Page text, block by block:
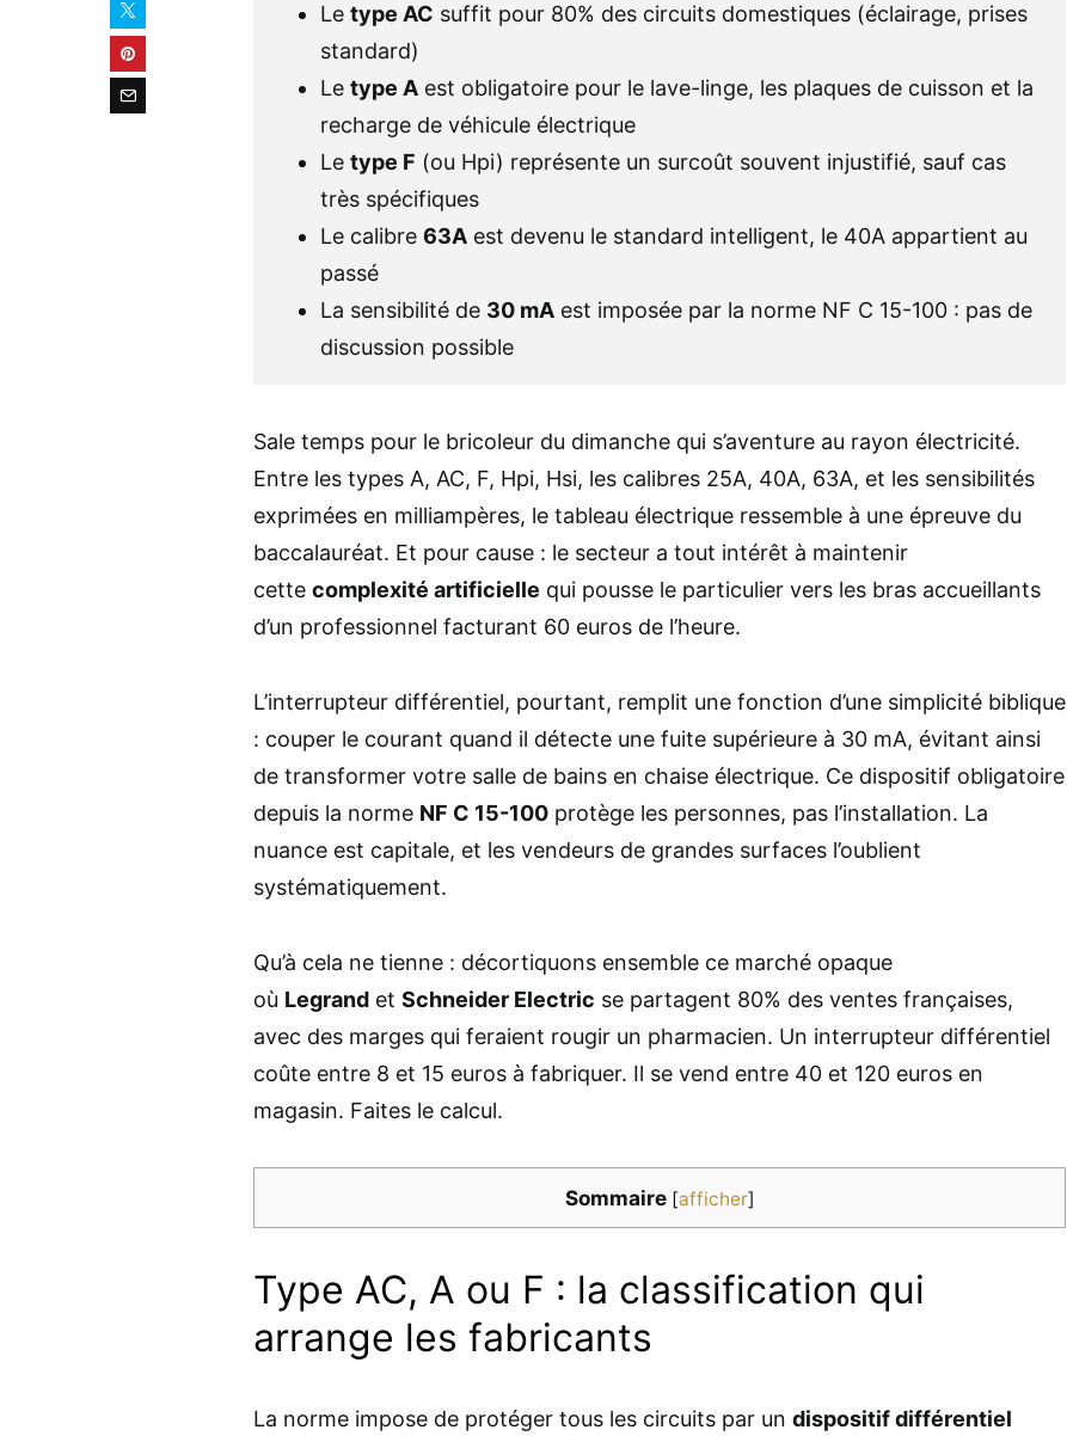
Le type AC suffit pour 80% des circuits domestiques (éclairage, prises
standard)
Le type A est obligatoire pour le lave-linge, les plaques de cuisson et la
recharge de véhicule électrique
Le type F (ou Hpi) représente un surcoût souvent injustifié, sauf cas
très spécifiques
Le calibre 63A est devenu le standard intelligent, le 40A appartient au
passé
La sensibilité de 30 mA est imposée par la norme NF C 15-100 : pas de
discussion possible
Sale temps pour le bricoleur du dimanche qui s’aventure au rayon électricité.
Entre les types A, AC, F, Hpi, Hsi, les calibres 25A, 40A, 63A, et les sensibilités
exprimées en milliampères, le tableau électrique ressemble à une épreuve du
baccalauréat. Et pour cause : le secteur a tout intérêt à maintenir
cette complexité artificielle qui pousse le particulier vers les bras accueillants
d’un professionnel facturant 60 euros de l’heure.
L’interrupteur différentiel, pourtant, remplit une fonction d’une simplicité biblique
: couper le courant quand il détecte une fuite supérieure à 30 mA, évitant ainsi
de transformer votre salle de bains en chaise électrique. Ce dispositif obligatoire
depuis la norme NF C 15-100 protège les personnes, pas l’installation. La
nuance est capitale, et les vendeurs de grandes surfaces l’oublient
systématiquement.
Qu’à cela ne tienne : décortiquons ensemble ce marché opaque
où Legrand et Schneider Electric se partagent 80% des ventes françaises,
avec des marges qui feraient rougir un pharmacien. Un interrupteur différentiel
coûte entre 8 et 15 euros à fabriquer. Il se vend entre 40 et 120 euros en
magasin. Faites le calcul.
Sommaire [afficher]
Type AC, A ou F : la classification qui
arrange les fabricants
La norme impose de protéger tous les circuits par un dispositif différentiel